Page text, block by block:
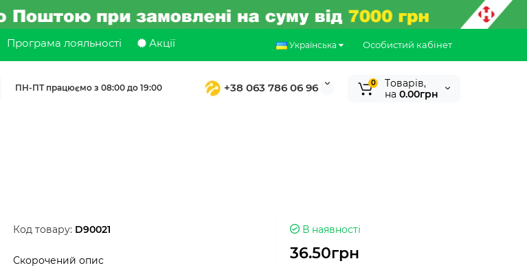
Програма лояльності Акції Особистий кабінет
Українська
ПН-ПТ працюємо з 08:00 до 19:00 +38 063 786 06 96 0
Tоварів,
на 0.00грн
Код товару: D90021
Скорочений опис
В наявності
36.50грн